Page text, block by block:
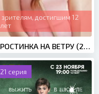
зрителям, достигшим 12
лет
21 серия